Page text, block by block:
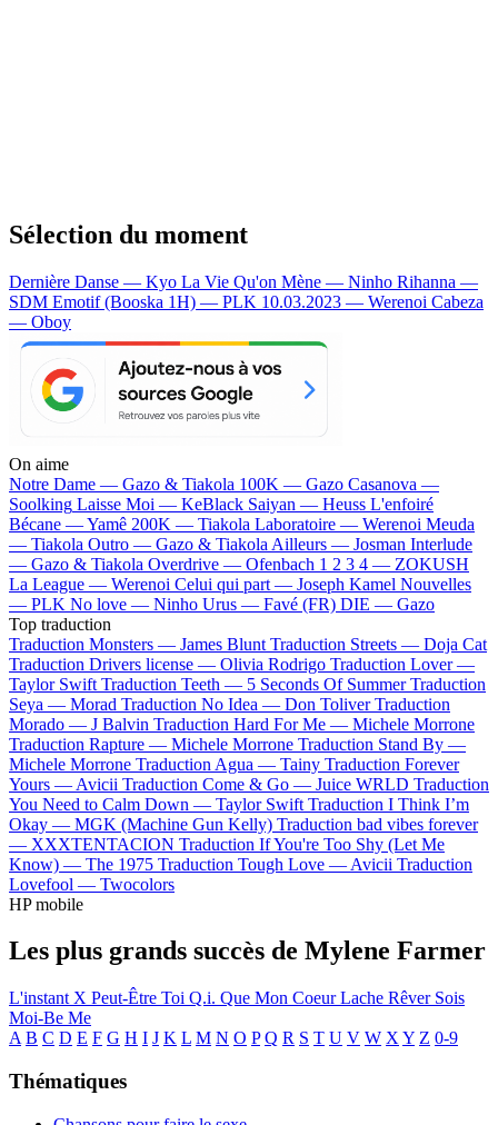
Sélection du moment
Dernière Danse — Kyo La Vie Qu'on Mène — Ninho Rihanna —
SDM Emotif (Booska 1H) — PLK 10.03.2023 — Werenoi Cabeza
— Oboy
On aime
Notre Dame — Gazo & Tiakola 100K — Gazo Casanova —
Soolking Laisse Moi — KeBlack Saiyan — Heuss L'enfoiré
Bécane —Yamê 200K — Tiakola Laboratoire — Werenoi Meuda
— Tiakola Outro — Gazo & Tiakola Ailleurs — Josman Interlude
— Gazo & Tiakola Overdrive — Ofenbach 1 2 3 4 — ZOKUSH
La League — Werenoi Celui qui part — Joseph Kamel Nouvelles
— PLK No love — Ninho Urus — Favé (FR) DIE — Gazo
Top traduction
Traduction Monsters — James Blunt Traduction Streets — Doja Cat
Traduction Drivers license — Olivia Rodrigo Traduction Lover —
Taylor Swift Traduction Teeth — 5 Seconds Of Summer Traduction
Seya — Morad Traduction No Idea — Don Toliver Traduction
Morado — J Balvin Traduction Hard For Me — Michele Morrone
Traduction Rapture — Michele Morrone Traduction Stand By —
Michele Morrone Traduction Agua — Tainy Traduction Forever
Yours — Avicii Traduction Come & Go — Juice WRLD Traduction
You Need to Calm Down — Taylor Swift Traduction I Think I’m
Okay — MGK (Machine Gun Kelly) Traduction bad vibes forever
— XXXTENTACION Traduction If You're Too Shy (Let Me
Know) — The 1975 Traduction Tough Love — Avicii Traduction
Lovefool — Twocolors
HP mobile
Les plus grands succès de Mylene Farmer
L'instant X Peut-Être Toi Q.i. Que Mon Coeur Lache Rêver Sois
Moi-Be Me
A B C D E F G H I J K L M N O P Q R S T U V W X Y Z 0-9
Thématiques